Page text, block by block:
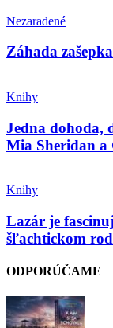
Nezaradené
Záhada
Knihy
Jedna dohoda,
Mia Sheridan a
Knihy
Lazár je
šľachtickom
ODPORÚČAME